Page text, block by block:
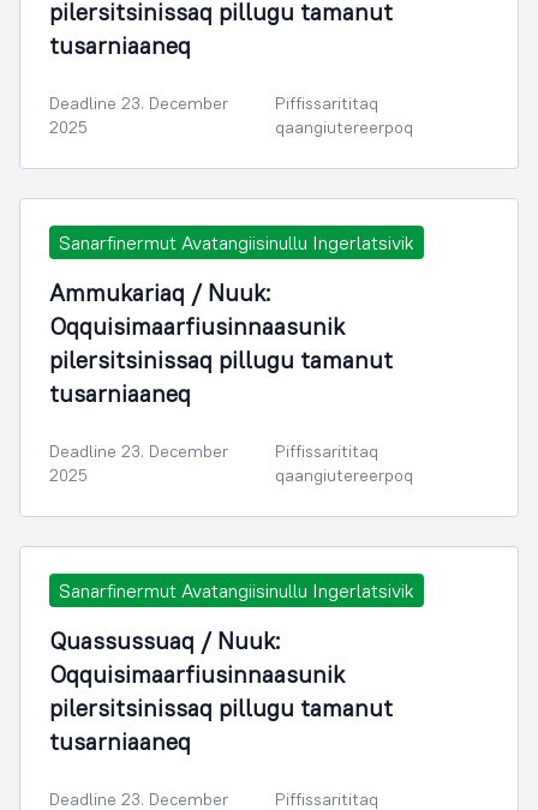
pilersitsinissaq pillugu tamanut
tusarniaaneq
Deadline 23. December
2025
Piffissarititaq
qaangiutereerpoq
Sanarfinermut Avatangiisinullu Ingerlatsivik
Ammukariaq / Nuuk:
Oqquisimaarfiusinnaasunik
pilersitsinissaq pillugu tamanut
tusarniaaneq
Deadline 23. December
2025
Piffissarititaq
qaangiutereerpoq
Sanarfinermut Avatangiisinullu Ingerlatsivik
Quassussuaq / Nuuk:
Oqquisimaarfiusinnaasunik
pilersitsinissaq pillugu tamanut
tusarniaaneq
Deadline 23. December Piffissarititaq